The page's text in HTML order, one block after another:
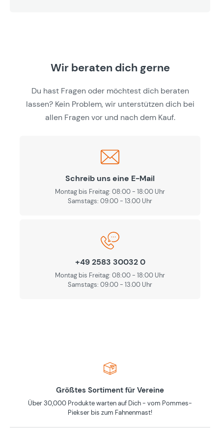
Wir beraten dich gerne
Du hast Fragen oder möchtest dich beraten
lassen? Kein Problem, wir unterstützen dich bei
allen Fragen vor und nach dem Kauf.
Schreib uns eine E-Mail
Montag bis Freitag: 08:00 - 18:00 Uhr
Samstags: 09.00 - 13.00 Uhr
+49 2583 30032 0
Montag bis Freitag: 08:00 - 18:00 Uhr
Samstags: 09.00 - 13.00 Uhr
Größtes Sortiment für Vereine
Über 30,000 Produkte warten auf Dich - vom Pommes-
Piekser bis zum Fahnenmast!